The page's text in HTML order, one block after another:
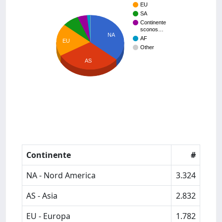
EU
SA
Continente
sconos…
AF
Other
NA
EU
AS
Continente
#
NA - Nord America
3.324
AS - Asia
2.832
EU - Europa
1.782